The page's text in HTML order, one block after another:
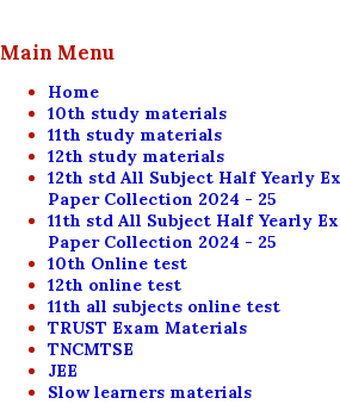
Main Menu
Home
10th study materials
11th study materials
12th study materials
12th std All Subject Half Yearly
Paper Collection 2024 - 25
11th std All Subject Half Yearly
Paper Collection 2024 - 25
10th Online test
12th online test
11th all subjects online test
TRUST Exam Materials
TNCMTSE
JEE
Slow learners materials